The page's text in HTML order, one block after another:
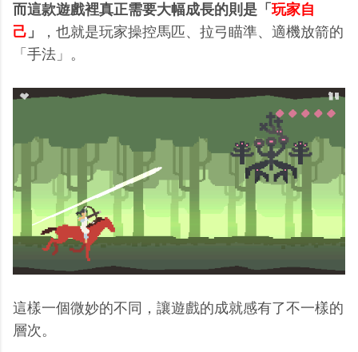
而這款遊戲裡真正需要大幅成長的則是「 玩家自
己 」
，也就是玩家操控馬匹、拉弓瞄準、適機放箭的
「手法」。
這樣一個微妙的不同，讓遊戲的成就感有了不一樣的
層次。